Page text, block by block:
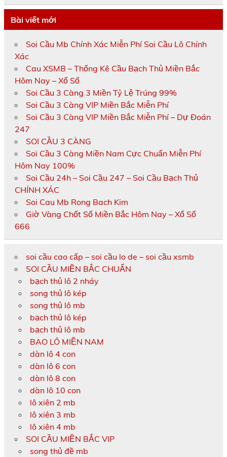
Bài viết mới
Soi Cầu Mb Chính Xác Miễn Phí Soi Cầu Lô Chính
Xác
Cau XSMB – Thống Kê Cầu Bạch Thủ Miền Bắc
Hôm Nay – Xổ Số
Soi Cầu 3 Càng 3 Miền Tỷ Lệ Trúng 99%
Soi Cầu 3 Càng VIP Miền Bắc Miễn Phí
Soi Cầu 3 Càng VIP Miền Bắc Miễn Phí – Dự Đoán
247
SOI CẦU 3 CÀNG
Soi Cầu 3 Càng Miền Nam Cực Chuẩn Miễn Phí
Hôm Nay 100%
Soi Cầu 24h – Soi Cầu 247 – Soi Cầu Bạch Thủ
CHÍNH XÁC
Soi Cau Mb Rong Bach Kim
Giờ Vàng Chốt Số Miền Bắc Hôm Nay – Xổ Số
666
soi cầu cao cấp – soi cầu lo de – soi cầu xsmb
SOI CẦU MIỀN BẮC CHUẨN
bạch thủ lô 2 nháy
song thủ lô kép
song thủ lô mb
bạch thủ lô kép
bạch thủ lô mb
BAO LÔ MIỀN NAM
dàn lô 4 con
dàn lô 6 con
dàn lô 8 con
dàn lô 10 con
lô xiên 2 mb
lô xiên 3 mb
lô xiên 4 mb
SOI CẦU MIỀN BẮC VIP
song thủ đề mb